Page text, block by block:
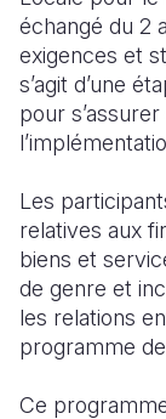
échangé du 2
exigences et
s’agit d’une
pour
Les
relatives aux
biens et
de genre et
les relations
programme
Ce